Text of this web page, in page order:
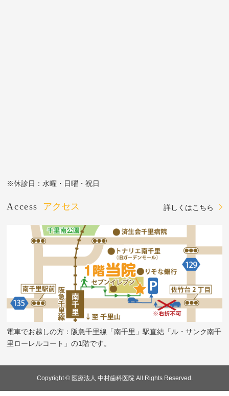
※休診日：水曜・日曜・祝日
Access アクセス 詳しくはこちら
電車でお越しの方：阪急千里線「南千里」駅直結「ル・サンク南千
里ローレルコート」の1階です。
Copyright © 医療法人 中村歯科医院 All Rights Reserved.